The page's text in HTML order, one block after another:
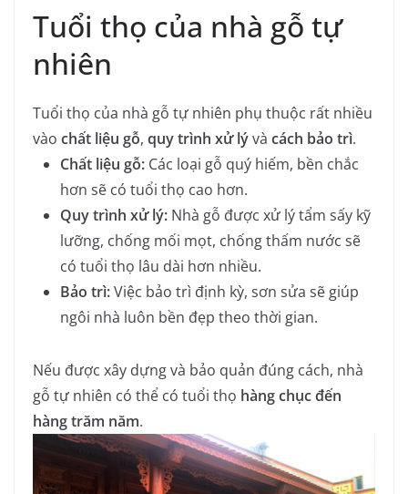
Tuổi thọ của nhà gỗ tự
nhiên
Tuổi thọ của nhà gỗ tự nhiên phụ thuộc rất nhiều
vào chất liệu gỗ, quy trình xử lývà cách bảo trì.
Chất liệu gỗ: Các loại gỗ quý hiếm, bền chắc
hơn sẽ có tuổi thọ cao hơn.
Quy trình xử lý: Nhà gỗ được xử lý tẩm sấy kỹ
lưỡng, chống mối mọt, chống thấm nước sẽ
có tuổi thọ lâu dài hơn nhiều.
Bảo trì:Việc bảo trì định kỳ, sơn sửa sẽ giúp
ngôi nhà luôn bền đẹp theo thời gian.
Nếu được xây dựng và bảo quản đúng cách, nhà
gỗ tự nhiên có thể có tuổi thọ hàng chục đến
hàng trăm năm.